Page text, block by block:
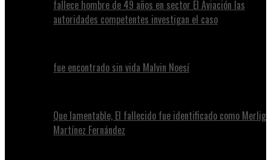
fallece hombre de 49 años en sector El Aviación las
autoridades competentes investigan el caso
fue encontrado sin vida Malvin Noesí
Que lamentable, El fallecido fue identificado como Merlig
Martínez Fernández